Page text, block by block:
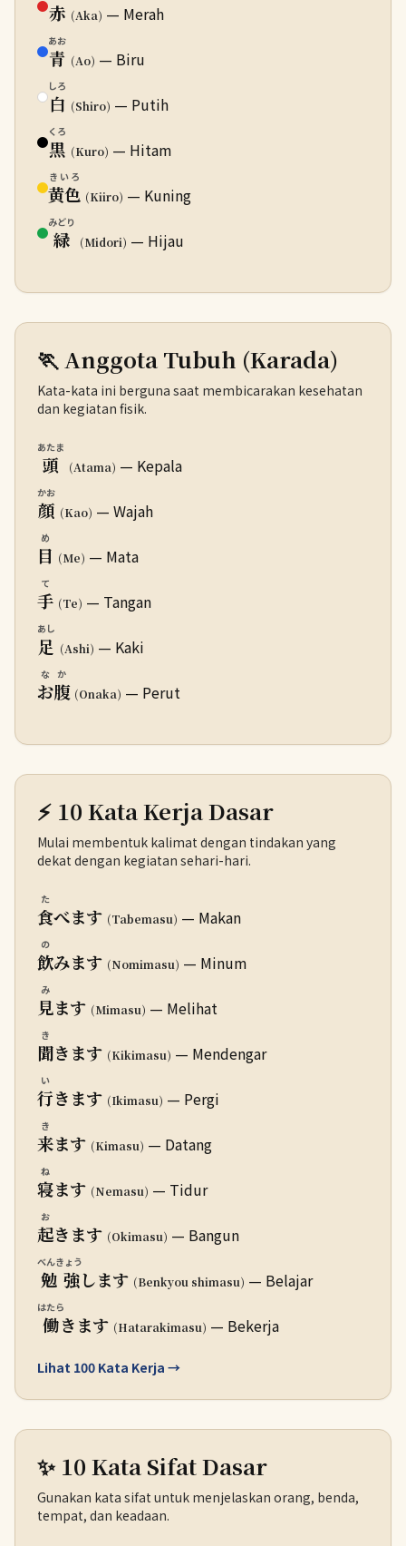
赤 (Aka) — Merah
青
あお
(Ao) — Biru
白
しろ
(Shiro) — Putih
黒
くろ
(Kuro) — Hitam
黄色
きいろ
(Kiiro) — Kuning
緑
みどり
(Midori) — Hijau
🏃 Anggota Tubuh (Karada)
Kata-kata ini berguna saat membicarakan kesehatan
dan kegiatan fisik.
頭
あたま
(Atama) — Kepala
顔
かお
(Kao) — Wajah
目
め
(Me) — Mata
手
て
(Te) — Tangan
足
あし
(Ashi) — Kaki
お腹
なか
(Onaka) — Perut
⚡ 10 Kata Kerja Dasar
Mulai membentuk kalimat dengan tindakan yang
dekat dengan kegiatan sehari-hari.
食
た
べます (Tabemasu) — Makan
飲
の
みます (Nomimasu) — Minum
見
み
ます (Mimasu) — Melihat
聞
き
きます (Kikimasu) — Mendengar
行
い
きます (Ikimasu) — Pergi
来
き
ます (Kimasu) — Datang
寝
ね
ます (Nemasu) — Tidur
起
お
きます (Okimasu) — Bangun
勉強
べんきょう
します (Benkyou shimasu) — Belajar
働
はたら
きます (Hatarakimasu) — Bekerja
Lihat 100 Kata Kerja →
✨ 10 Kata Sifat Dasar
Gunakan kata sifat untuk menjelaskan orang, benda,
tempat, dan keadaan.